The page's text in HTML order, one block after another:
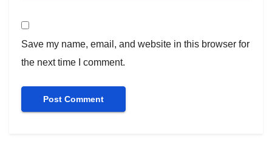
Save my name, email, and website in this browser for
the next time I comment.